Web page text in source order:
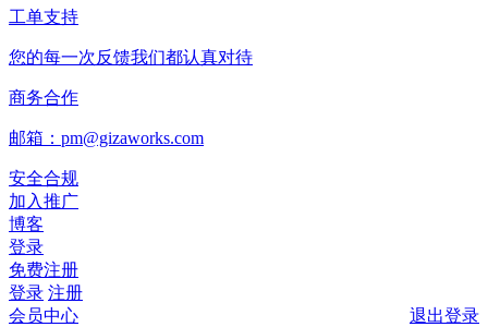
工单支持
您的每一次反馈我们都认真对待
商务合作
邮箱：pm@gizaworks.com
安全合规
加入推广
博客
登录
免费注册
登录 注册
会员中心
退出登录